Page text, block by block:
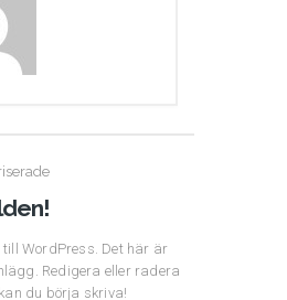
till WordPress. Det här är
Redigera eller radera
du börja skriva!